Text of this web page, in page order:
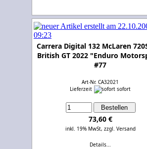
Carrera Digital 132 McLaren
British GT 2022 "Enduro
#77
Art-Nr. CA32021
Lieferzeit
sofort
73,60 €
inkl. 19% MwSt, zzgl. Versand
Details...